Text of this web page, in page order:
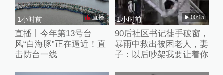
1小时前 直播
直播丨今年第13号台
风“白海豚”正在逼近！直
击防台一线
1小时前 00:15
90后社区书记徒手破窗，
暴雨中救出被困老人，妻
子：以后吵架我要让着你